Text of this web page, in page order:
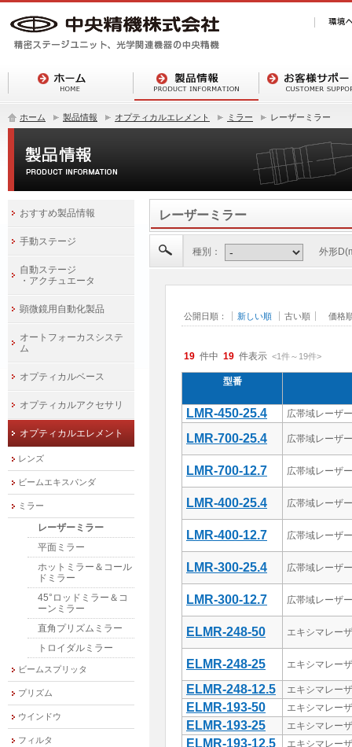
ホーム 製品情報 オプティカルエレメント ミラー レーザーミラー
レーザーミラー
種別： 外形
公開日順： 新しい順 古い順 価格
19 件中 19 件表示 <1件～ 19件>
型番
LMR-450-25.4 広帯域レーザ
LMR-700-25.4 広帯域レーザ
LMR-700-12.7 広帯域レーザ
LMR-400-25.4 広帯域レーザ
LMR-400-12.7 広帯域レーザ
LMR-300-25.4 広帯域レーザ
LMR-300-12.7 広帯域レーザ
ELMR-248-50 エキシマレー
ELMR-248-25 エキシマレー
ELMR-248-12.5 エキシマレー
ELMR-193-50 エキシマレー
ELMR-193-25 エキシマレー
ELMR-193-12.5 エキシマレー
おすすめ製品情報
手動ステージ
自動ステージ
・アクチュエータ
顕微鏡用自動化製品
オートフォーカスシステ
ム
オプティカルベース
オプティカルアクセサリ
オプティカルエレメント
レンズ
ビームエキスパンダ
ミラー
レーザーミラー
平面ミラー
ホットミラー＆コール
ドミラー
45°ロッドミラー＆コ
ーンミラー
直角プリズムミラー
トロイダルミラー
ビームスプリッタ
プリズム
ウインドウ
フィルタ